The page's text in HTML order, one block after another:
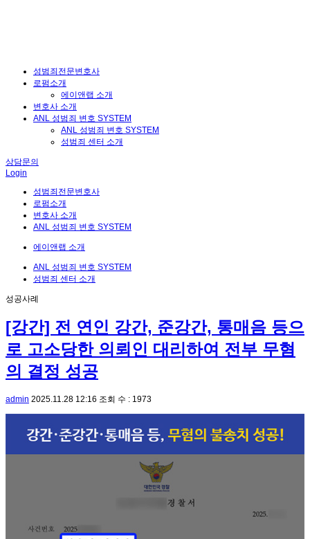
성범죄전문변호사
로펌소개
에이앤랩 소개
변호사 소개
ANL 성범죄 변호 SYSTEM
ANL 성범죄 변호 SYSTEM
성범죄 센터 소개
상담문의
Login
성범죄전문변호사
로펌소개
변호사 소개
ANL 성범죄 변호 SYSTEM
에이앤랩 소개
ANL 성범죄 변호 SYSTEM
성범죄 센터 소개
성공사례
[강간] 전 연인 강간, 준강간, 통매음 등으
로 고소당한 의뢰인 대리하여 전부 무혐
의 결정 성공
admin 2025.11.28 12:16 조회 수 : 1973